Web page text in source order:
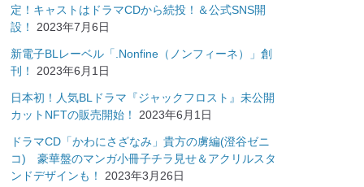
定！キャストはドラマCDから続投！＆公式SNS開
設！
2023年7月6日
新電子BLレーベル「.Nonfine（ノンフィーネ）」創
刊！
2023年6月1日
日本初！人気BLドラマ『ジャックフロスト』未公開
カットNFTの販売開始！
2023年6月1日
ドラマCD「かわにさざなみ」貴方の虜編(澄谷ゼニ
コ) 豪華盤のマンガ小冊子チラ見せ＆アクリルスタ
ンドデザインも！
2023年3月26日